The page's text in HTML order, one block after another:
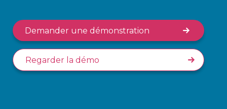
Demander une démonstration
Regarder la démo